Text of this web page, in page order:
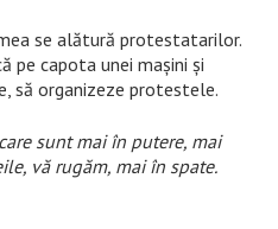
se alătură protestatarilor.
pe capota unei mașini și
să organizeze protestele.
sunt mai în putere, mai
vă rugăm, mai în spate.